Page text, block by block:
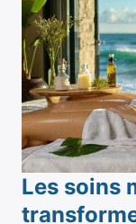
Les soins